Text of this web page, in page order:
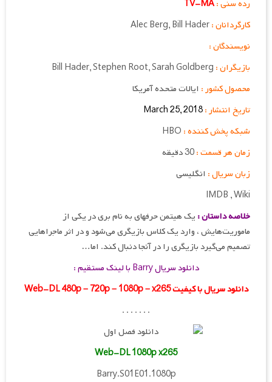
رده سنی :TV-MA
کارگردانان :
Alec Berg,Bill Hader
نویسندگان :
بازیگران :
Bill Hader,Stephen Root,Sarah Goldberg
محصول کشور : ایالات متحده آمریکا
تاریخ انتشار :March 25, 2018
شبکه پخش کننده : HBO
زمان هر قسمت :
زبان سریال : انگلیسی
IMDB , Wiki
خلاصه داستان :
یک هیتمن حرفه‎ای به نام بری در یکی از
ماموریت‌هایش ، وارد یک کلاس بازیگری می‌شود و در اثر ماجراهایی
تصمیم می‌گیرد بازیگری را در آنجا دنبال کند. اما…
دانلود سریال Barry با لینک مستقیم :
دانلود سریال با کیفیت Web-DL 480p – 720p – 1080p – x265
. . . . . . .
Web-DL 1080p x265
Barry.S01E01.1080p